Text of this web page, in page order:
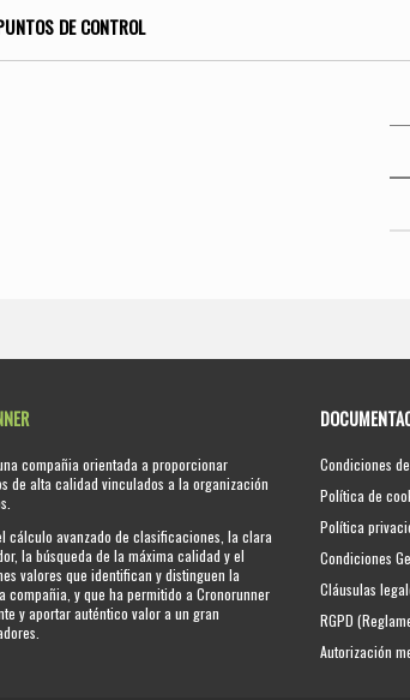
DE CONTROL
compañia orientada a proporcionar
de alta calidad vinculados a la organización
cálculo avanzado de clasificaciones, la clara
la búsqueda de la máxima calidad y el
valores que identifican y distinguen la
compañia, y que ha permitido a Cronorunner
y aportar auténtico valor a un gran
Condiciones
Política de
Política
Condiciones
Cláusulas
RGPD
Autorización